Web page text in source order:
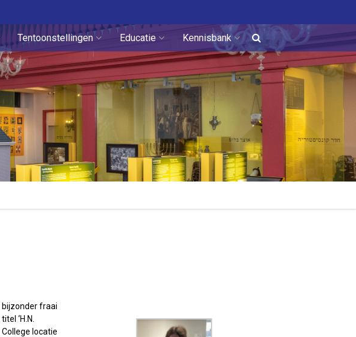
Tentoonstellingen Educatie Kennisbank
bijzonder fraai
‘H.N.
locatie